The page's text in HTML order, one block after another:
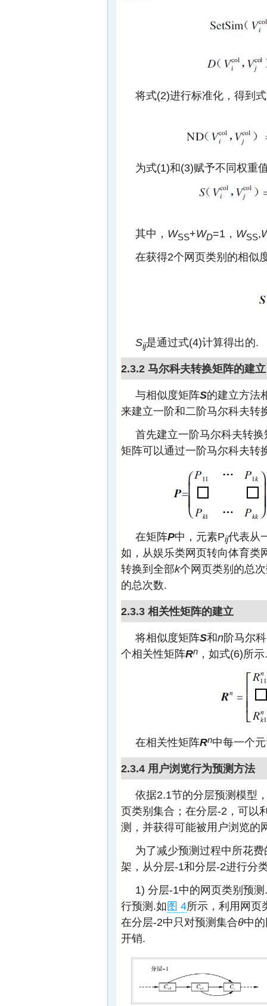
将式(2)进行标准化，得到
为式(1)和(3)赋予不同权重
其中， WSS+WD=1， WSS,
在获得2个网页类别的相似
Sij是通过式(4)计算得出的.
2.3.2 马尔科夫转换矩阵的建立
与相似度矩阵S的建立方法
来建立一阶和二阶马尔科夫转
首先建立一阶马尔科夫转
矩阵可以通过一阶马尔科夫转
在矩阵P中，元素Pij代表从
如，从娱乐类网页转向体育类
转换到全部k个网页类别的总
的总次数.
2.3.3 相关性矩阵的建立
将相似度矩阵S和n阶马尔
个相关性矩阵Rn ，如式(6)所示.
在相关性矩阵Rn中每一个
2.3.4 用户浏览行为预测方法
依据2.1节的分层预测模型
页类别集合；在分层-2，可以
测，并获得可能被用户浏览的
为了减少预测过程中所花
架，从分层-1和分层-2进行分
1) 分层-1中的网页类别预
行预测.如图 4所示，利用网页
在分层-2中只对预测集合θ中
开销.